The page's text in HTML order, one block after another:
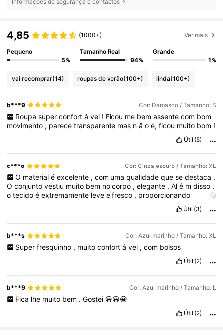
Informações de segurança e contactos
4,85 (1000+) Ver mais
Pequeno
5%
Tamanho Real
94%
Grande
1%
vai recomprar(14) roupas de verão(100+) linda(100+)
b***9 Cor: Damasco / Tamanho: S
Roupa super confort á vel ! Ficou me bem assente com bom
movimento , parecetransparente mas nãoé,ficou muito bom !
Útil (5)
c***o Cor: Cinza escuro / Tamanho: XL
O material é excelente , com uma qualidade que se destaca .
Oconjuntovestiu muito bem nocorpo ,elegante .Alé mdisso ,
otecidoéextremamente leveefresco , proporcionando
Útil (3)
b***s Cor: Azul marinho / Tamanho: XL
Super fresquinho , muito confort á vel , com bolsos
Útil (2)
b***9 Cor: Azul marinho / Tamanho: L
Fica lhe muito bem . Gostei 😀😀😀
Útil (2)